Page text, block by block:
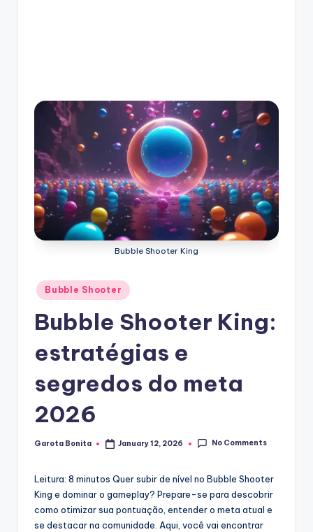
Bubble Shooter King
Posted
in
Bubble Shooter
Bubble Shooter King:
estratégias e
segredos do meta
2026
Posted
Garota Bonita January 12, 2026 No Comments
Leitura: 8 minutos Quer subir de nível no Bubble Shooter
King e dominar o gameplay? Prepare-se para descobrir
como otimizar sua pontuação, entender o meta atual e
se destacar na comunidade. Aqui, você vai encontrar